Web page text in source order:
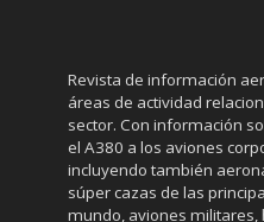
Revista de información
áreas de actividad
sector. Con información
el A380 a los aviones
incluyendo también
súper cazas de las
mundo, aviones militares,